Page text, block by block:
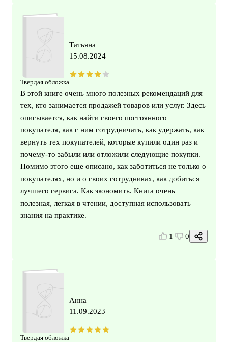
Твердая обложка
Татьяна
15.08.2024
В этой книге очень много полезных рекомендаций для
тех, кто занимается продажей товаров или услуг. Здесь
описывается, как найти своего постоянного
покупателя, как с ним сотрудничать, как удержать, как
вернуть тех покупателей, которые купили один раз и
почему-то забыли или отложили следующие покупки.
Помимо этого еще описано, как заботиться не только о
покупателях, но и о своих сотрудниках, как добиться
лучшего сервиса. Как экономить. Книга очень
полезная, легкая в чтении, доступная использовать
знания на практике.
1 0
Твердая обложка
Анна
11.09.2023